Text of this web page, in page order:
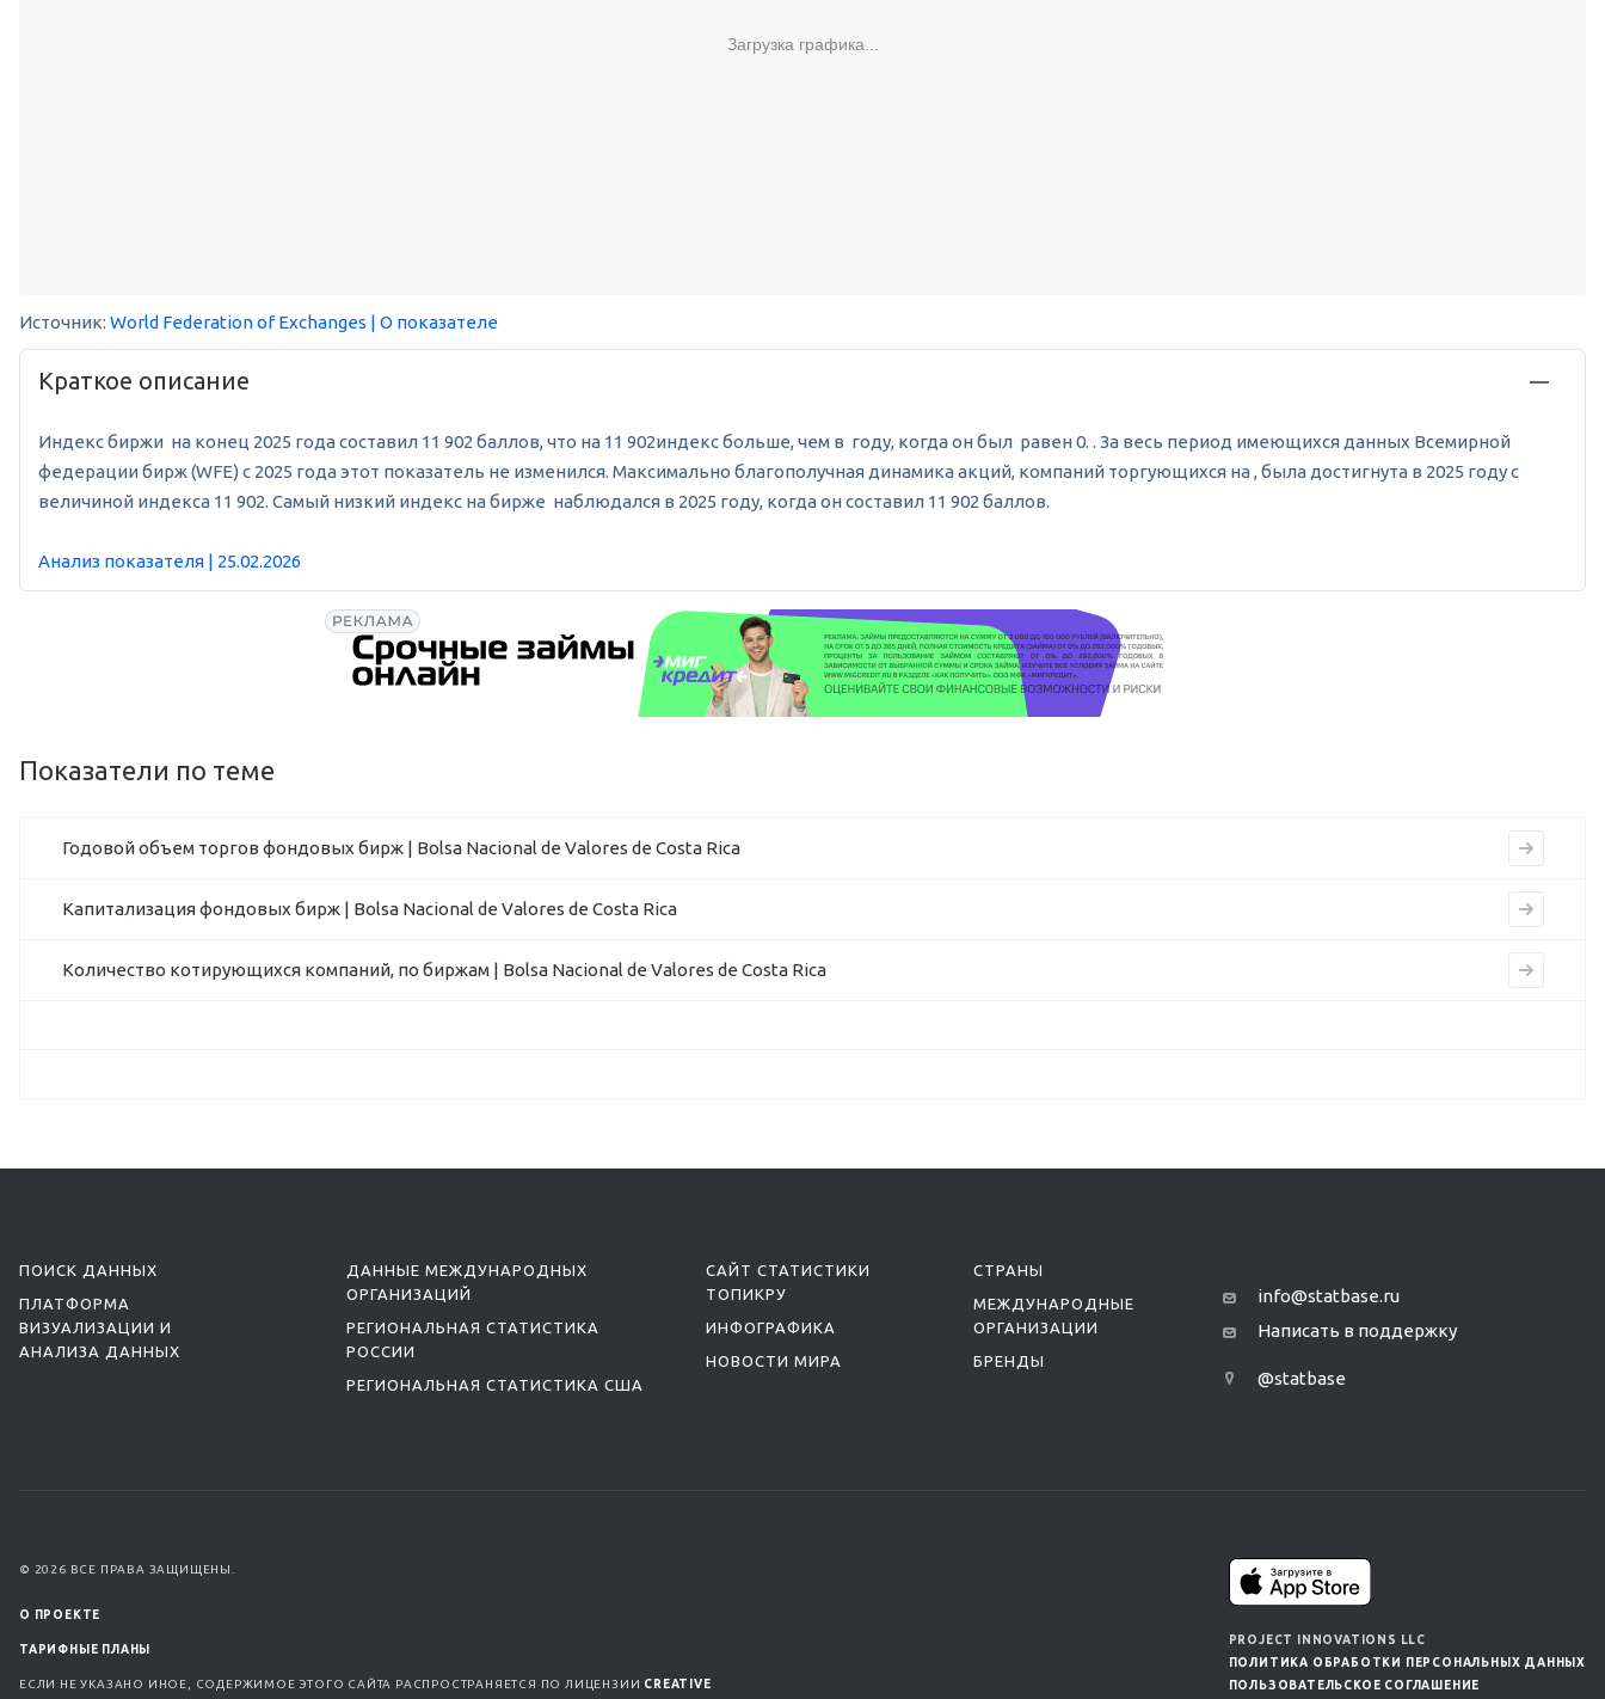
Загрузка графика...
Источник: World Federation of Exchanges | О показателе
Краткое описание
Индекс биржи на конец 2025 года составил 11 902 баллов, что на 11 902индекс больше, чем в году, когда он был равен 0. . За весь период имеющихся данных Всемирной
федерации бирж (WFE) с 2025 года этот показатель не изменился. Максимально благополучная динамика акций, компаний торгующихся на , была достигнута в 2025 году с
величиной индекса 11 902. Самый низкий индекс на бирже наблюдался в 2025 году, когда он составил 11 902 баллов.
Анализ показателя | 25.02.2026
Показатели по теме
Годовой объем торгов фондовых бирж | Bolsa Nacional de Valores de Costa Rica
Капитализация фондовых бирж | Bolsa Nacional de Valores de Costa Rica
Количество котирующихся компаний, по биржам | Bolsa Nacional de Valores de Costa Rica
ПОИСК ДАННЫХ
ПЛАТФОРМА
ВИЗУАЛИЗАЦИИ И
АНАЛИЗА ДАННЫХ
ДАННЫЕ МЕЖДУНАРОДНЫХ
ОРГАНИЗАЦИЙ
РЕГИОНАЛЬНАЯ СТАТИСТИКА
РОССИИ
РЕГИОНАЛЬНАЯ СТАТИСТИКА США
САЙТ СТАТИСТИКИ
ТОПИКРУ
ИНФОГРАФИКА
НОВОСТИ МИРА
СТРАНЫ
МЕЖДУНАРОДНЫЕ
ОРГАНИЗАЦИИ
БРЕНДЫ
info@statbase.ru
Написать в поддержку
@statbase
PROJECT INNOVATIONS LLC
ПОЛИТИКА ОБРАБОТКИ ПЕРСОНАЛЬНЫХ ДАННЫХ
ПОЛЬЗОВАТЕЛЬСКОЕ СОГЛАШЕНИЕ
© 2026 ВСЕ ПРАВА ЗАЩИЩЕНЫ.
О ПРОЕКТЕ
ТАРИФНЫЕ ПЛАНЫ
ЕСЛИ НЕ УКАЗАНО ИНОЕ, СОДЕРЖИМОЕ ЭТОГО САЙТА РАСПРОСТРАНЯЕТСЯ ПО ЛИЦЕНЗИИ CREATIVE